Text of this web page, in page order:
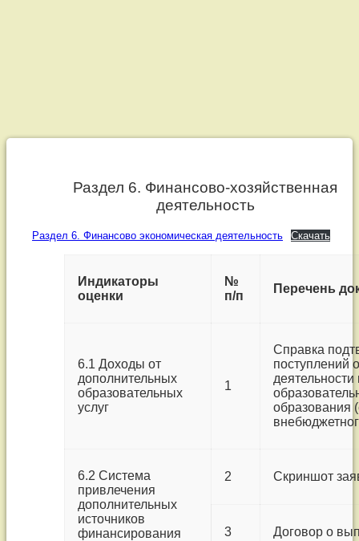
Финансово-
хозяйственная
деятельность
Раздел 6. Финансово-хозяйственная
деятельность
Раздел 6. Финансово экономическая деятельность Скачать
Индикаторы
оценки
№
п/п
Перечень
6.1 Доходы от
дополнительных
образовательных
услуг
1
Справка
поступлений
образования
6.2 Система
привлечения
дополнительных
источников
финансирования
2 Скриншот
3 Договор о